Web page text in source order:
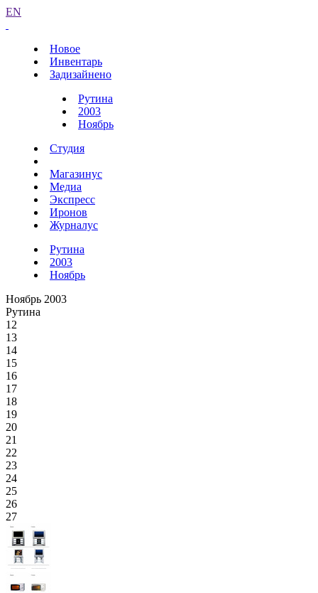
EN
Новое
Инвентарь
Задизайнено
Рутина
2003
Ноябрь
Студия
Магазинус
Медиа
Экспресс
Иронов
Журналус
Рутина
2003
Ноябрь
Ноябрь 2003
Рутина
12
13
14
15
16
17
18
19
20
21
22
23
24
25
26
27